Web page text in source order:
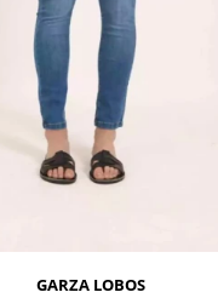
GARZA LOBOS